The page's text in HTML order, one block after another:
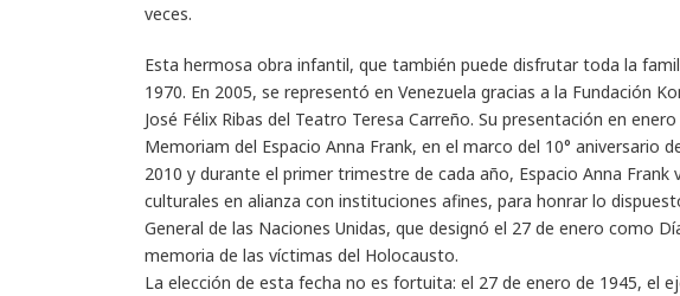
veces.
Esta hermosa obra infantil, que también puede disfrutar toda la
1970. En 2005, se representó en Venezuela gracias a la Fundación
José Félix Ribas del Teatro Teresa Carreño. Su presentación en
Memoriam del Espacio Anna Frank, en el marco del 10° aniversario
2010 y durante el primer trimestre de cada año, Espacio Anna Frank
culturales en alianza con instituciones afines, para honrar lo
General de las Naciones Unidas, que designó el 27 de enero como
memoria de las víctimas del Holocausto.
La elección de esta fecha no es fortuita: el 27 de enero de 1945, el